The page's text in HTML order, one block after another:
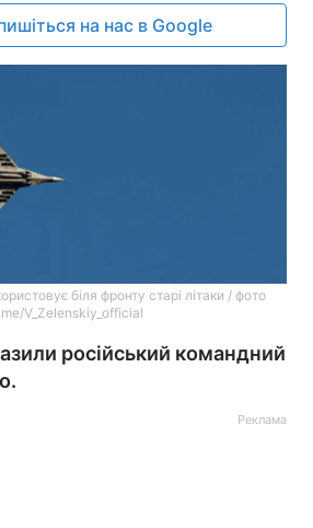
на нас в Google
біля фронту старі літаки / фото
V_Zelenskiy_official
російський командний
Реклама